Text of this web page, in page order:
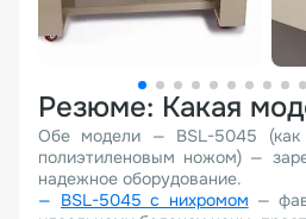
Резюме: Какая
Обе модели — BSL-5045
полиэтиленовым ножом) —
надежное оборудование.
BSL-5045 с нихромом —